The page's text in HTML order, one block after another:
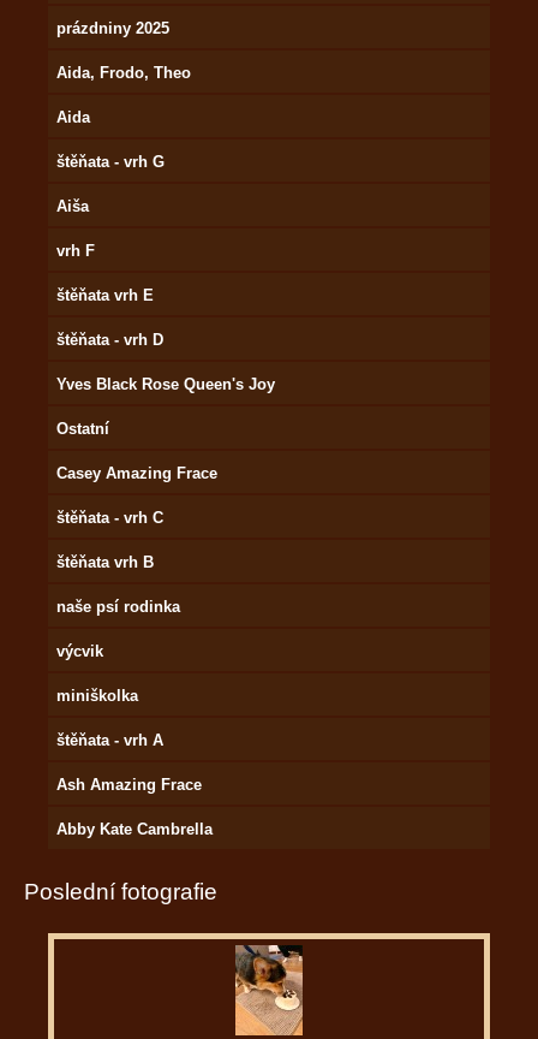
prázdniny 2025
Aida, Frodo, Theo
Aida
štěňata - vrh G
Aiša
vrh F
štěňata vrh E
štěňata - vrh D
Yves Black Rose Queen's Joy
Ostatní
Casey Amazing Frace
štěňata - vrh C
štěňata vrh B
naše psí rodinka
výcvik
miniškolka
štěňata - vrh A
Ash Amazing Frace
Abby Kate Cambrella
Poslední fotografie